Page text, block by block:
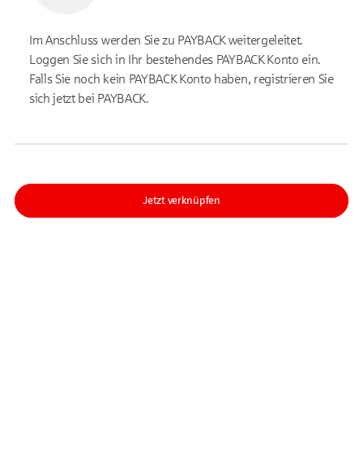
Im Anschluss werden Sie zu PAYBACK weitergeleitet.
Loggen Sie sich in Ihr bestehendes PAYBACK Konto ein.
Falls Sie noch kein PAYBACK Konto haben, registrieren Sie
sich jetzt bei PAYBACK.
Jetzt verknüpfen